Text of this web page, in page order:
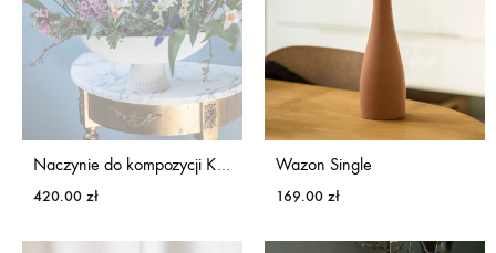
Naczynie do kompozycji KWIATY&MIUT
420.00 zł
Wazon Single
169.00 zł